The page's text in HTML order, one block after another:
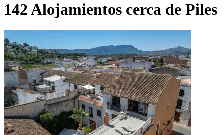
142 Alojamientos cerca de Piles